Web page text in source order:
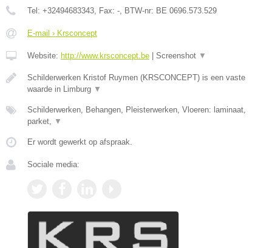
Tel: +32494683343, Fax: -, BTW-nr: BE 0696.573.529
E-mail › Krsconcept
Website: http://www.krsconcept.be Screenshot ▼
Schilderwerken Kristof Ruymen (KRSCONCEPT) is een vaste
waarde in Limburg ▼
Schilderwerken, Behangen, Pleisterwerken, Vloeren: laminaat,
parket, ▼
Er wordt gewerkt op afspraak.
Sociale media: